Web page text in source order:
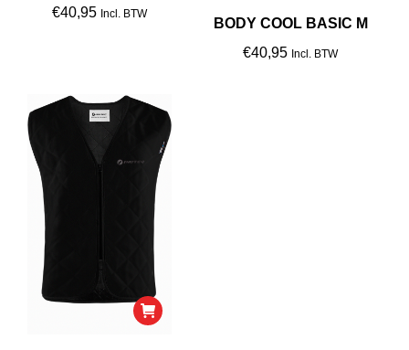
€40,95 Incl. BTW
BODY COOL BASIC M
€40,95 Incl. BTW